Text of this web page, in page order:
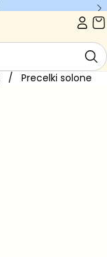
/ Precelki solone